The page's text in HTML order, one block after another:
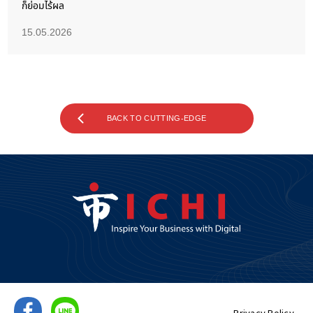
ก็ย่อมไร้ผล
15.05.2026
BACK TO CUTTING-EDGE